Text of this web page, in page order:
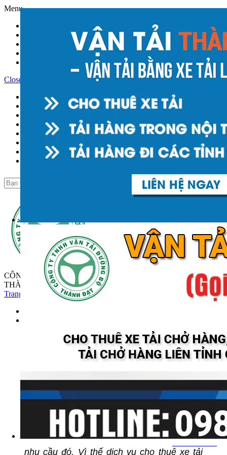
Menu
Open submenu ( Dịch Vụ )
Dịch Vụ
Close submenu ( Dịch Vụ )Dịch Vụ
THUÊ XE TẢI CHỞ HÀNG
CHUYỂN NHÀ TRỌN GÓI
CHUYỂN KHO XƯỞNG TRỌN GÓI
NHẬN CHỞ HÀNG CHO CÔNG TY
NHẬN CHỞ HÀNG LIÊN TỈNH
NHẬN BỐC XẾP HÀNG HÓA
LÀM PHÙ HIỆU XE TẢI - XE HỢP ĐỒNG
CÔNG TY TNHH VẬN TẢI ĐƯỜNG BỘ
THÀNH ĐẠT
Dịch vụ cho thuê xe tải chở hàng TPHCM ✅...
13/03/2023
1452
Ngày nay ngành xuất nhập khẩu nói chung
và vận tải hoàng hóa nói riêng ngày trở nên
phát triển. Đồng thời nhu cầu tiêu dùng có